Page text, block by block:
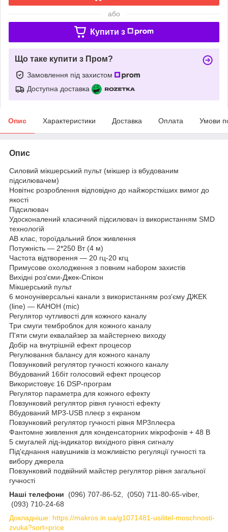
або
Купити з
Що таке купити з Пром?
Замовлення під захистом
Доступна доставка
Опис Характеристики Доставка Оплата Умови
Опис
Силовий мікшерський пульт (мікшер із вбудованим
підсилювачем)
Новітнє розроблення відповідно до найжорсткіших вимог до
якості
Підсилювач
Удосконалений класичний підсилювач із використанням SMD
технологій
АВ клас, тороїдальний блок живлення
Потужність — 2*250 Вт (4 м)
Частота відтворення — 20 гц-20 кгц
Примусове охолодження з повним набором захистів
Вихідні роз'єми-Джек-Спікон
Мікшерський пульт
6 моноуніверсальні канали з використанням роз'єму ДЖЕК
(line) — КАНОН (mic)
Регулятор чутливості для кожного каналу
Три смуги темброблок для кожного каналу
П'яти смуги еквалайзер за майстернею виходу
Добір на внутрішній ефект процесор
Регулювання балансу для кожного каналу
Повзунковий регулятор гучності кожного каналу
Вбудований 16біт голосовий ефект процесор
Використовує 16 DSP-програм
Регулятор параметра для кожного ефекту
Повзунковий регулятор рівня гучності ефекту
Вбудований MP3-USB плеєр з екраном
Повзунковий регулятор гучності рівня MP3плеєра
Фантомне живлення для конденсаторних мікрофонів + 48 В
5 смугалей лід-індикатор вихідного рівня сигналу
Під'єднання навушників із можливістю регуляції гучності та
вибору джерела
Повзунковий подвійний майстер регулятор рівня загальної
гучності
Наші телефони
(096) 707-86-52, (050) 711-80-65-viber,
(093) 710-24-68
Докладніше: https://makros.in.ua/g1071481-usilitel-moschnosti-
zvuka?sort=price